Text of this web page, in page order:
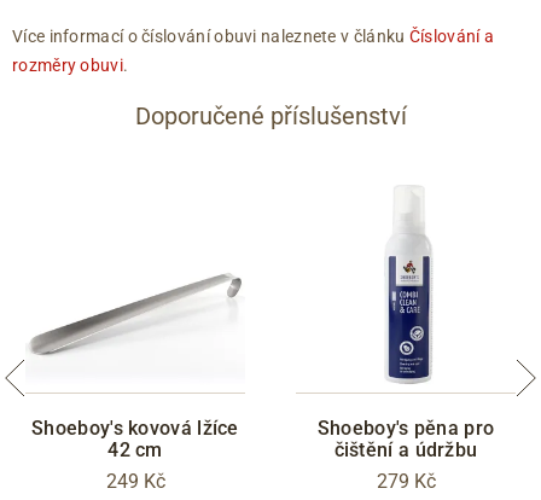
Více informací o číslování obuvi naleznete v článku Číslování a
rozměry obuvi.
Doporučené příslušenství
Shoeboy's kovová lžíce
42 cm
249 Kč
Shoeboy's pěna pro
čištění a údržbu
279 Kč